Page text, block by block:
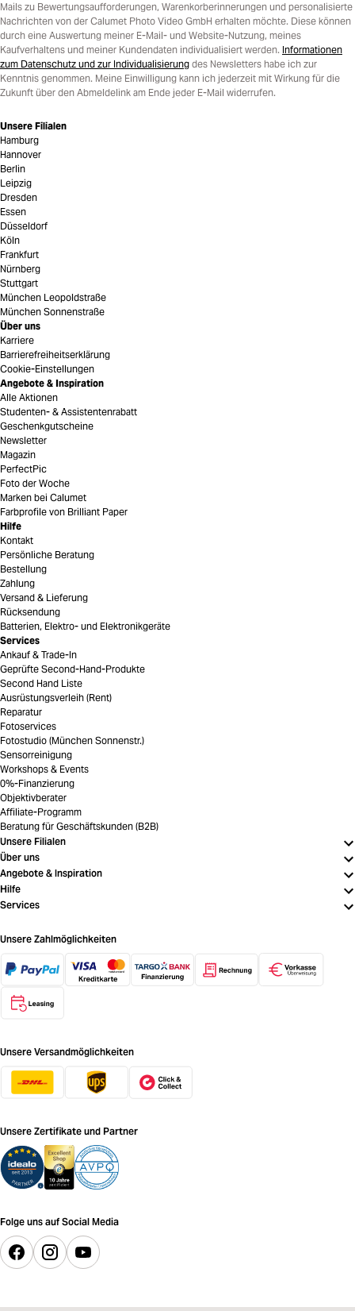
Mails zu Bewertungsaufforderungen, Warenkorberinnerungen und personalisierte
Nachrichten von der Calumet Photo Video GmbH erhalten möchte. Diese können
durch eine Auswertung meiner E-Mail- und Website-Nutzung, meines
Kaufverhaltens und meiner Kundendaten individualisiert werden. Informationen
zum Datenschutz und zur Individualisierung des Newsletters habe ich zur
Kenntnis genommen. Meine Einwilligung kann ich jederzeit mit Wirkung für die
Zukunft über den Abmeldelink am Ende jeder E-Mail widerrufen.
Unsere Filialen
Hamburg
Hannover
Berlin
Leipzig
Dresden
Essen
Düsseldorf
Köln
Frankfurt
Nürnberg
Stuttgart
München Leopoldstraße
München Sonnenstraße
Über uns
Karriere
Barrierefreiheitserklärung
Cookie-Einstellungen
Angebote & Inspiration
Alle Aktionen
Studenten- & Assistentenrabatt
Geschenkgutscheine
Newsletter
Magazin
PerfectPic
Foto der Woche
Marken bei Calumet
Farbprofile von Brilliant Paper
Hilfe
Kontakt
Persönliche Beratung
Bestellung
Zahlung
Versand & Lieferung
Rücksendung
Batterien, Elektro- und Elektronikgeräte
Services
Ankauf & Trade-In
Geprüfte Second-Hand-Produkte
Second Hand Liste
Ausrüstungsverleih (Rent)
Reparatur
Fotoservices
Fotostudio (München Sonnenstr.)
Sensorreinigung
Workshops & Events
0%-Finanzierung
Objektivberater
Affiliate-Programm
Beratung für Geschäftskunden (B2B)
Unsere Filialen
Über uns
Angebote & Inspiration
Hilfe
Services
Unsere Zahlmöglichkeiten
Unsere Versandmöglichkeiten
Unsere Zertifikate und Partner
Folge uns auf Social Media